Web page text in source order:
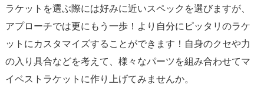
ラケットを選ぶ際には好みに近いスペックを選びますが、
アプローチでは更にもう一歩！より自分にピッタリのラケ
ットにカスタマイズすることができます！自身のクセや力
の入り具合などを考えて、様々なパーツを組み合わせてマ
イベストラケットに作り上げてみませんか。